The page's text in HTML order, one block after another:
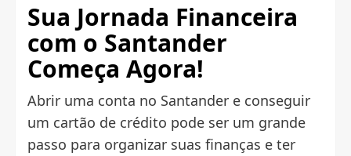
Sua Jornada Financeira
com o Santander
Começa Agora!
Abrir uma conta no Santander e conseguir
um cartão de crédito pode ser um grande
passo para organizar suas finanças e ter